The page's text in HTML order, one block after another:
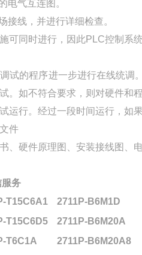
电气互连图。
接线，并进行详细检查。
可同时进行，因此PLC控制系
试的程序进一步进行在线统调
。如不符合要求，则对硬件和
运行。经过一段时间运行，如
件
、硬件原理图、安装接线图、
务
T15C6A1
2711P-B6M1D
T15C6D5
2711P-B6M20A
T6C1A
2711P-B6M20A8